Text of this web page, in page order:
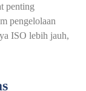
penting
pengelolaan
ISO lebih jauh,